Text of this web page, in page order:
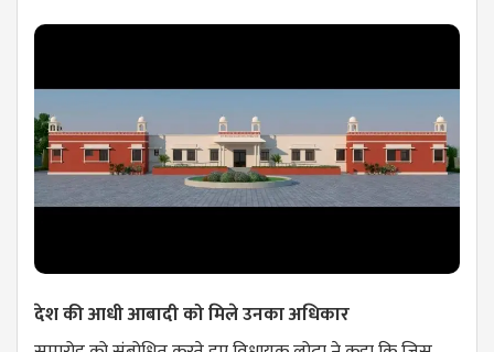
देश की आधी आबादी को मिले उनका अधिकार